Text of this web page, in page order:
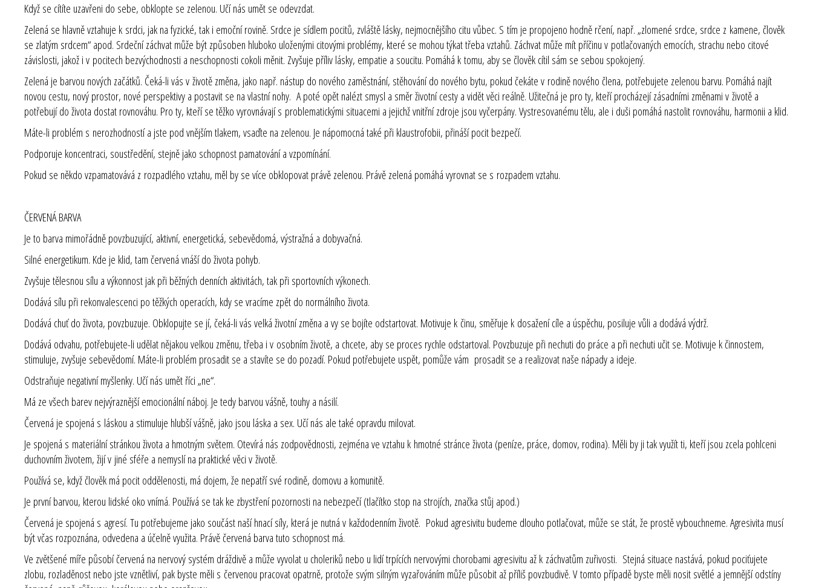
Když se cítíte uzavřeni do sebe, obklopte se zelenou. Učí nás umět se odevzdat.
Zelená se hlavně vztahuje k srdci, jak na fyzické, tak i emoční rovině. Srdce je sídlem pocitů, zvláště lásky, nejmocnějšího citu vůbec. S tím je propojeno hodně rčení, např. „zlomené srdce, srdce z kamene, člověk
se zlatým srdcem“ apod. Srdeční záchvat může být způsoben hluboko uloženými citovými problémy, které se mohou týkat třeba vztahů. Záchvat může mít příčinu v potlačovaných emocích, strachu nebo citové
závislosti, jakož i v pocitech bezvýchodnosti a neschopnosti cokoli měnit. Zvyšuje příliv lásky, empatie a soucitu. Pomáhá k tomu, aby se člověk cítil sám se sebou spokojený.
Zelená je barvou nových začátků. Čeká-li vás v životě změna, jako např. nástup do nového zaměstnání, stěhování do nového bytu, pokud čekáte v rodině nového člena, potřebujete zelenou barvu. Pomáhá najít
novou cestu, nový prostor, nové perspektivy a postavit se na vlastní nohy. A poté opět nalézt smysl a směr životní cesty a vidět věci reálně. Užitečná je pro ty, kteří procházejí zásadními změnami v životě a
potřebují do života dostat rovnováhu. Pro ty, kteří se těžko vyrovnávají s problematickými situacemi a jejichž vnitřní zdroje jsou vyčerpány. Vystresovanému tělu, ale i duši pomáhá nastolit rovnováhu, harmonii a klid.
Máte-li problém s nerozhodností a jste pod vnějším tlakem, vsaďte na zelenou. Je nápomocná také při klaustrofobii, přináší pocit bezpečí.
Podporuje koncentraci, soustředění, stejně jako schopnost pamatování a vzpomínání.
Pokud se někdo vzpamatovává z rozpadlého vztahu, měl by se více obklopovat právě zelenou. Právě zelená pomáhá vyrovnat se s rozpadem vztahu.
ČERVENÁ BARVA
Je to barva mimořádně povzbuzující, aktivní, energetická, sebevědomá, výstražná a dobyvačná.
Silné energetikum. Kde je klid, tam červená vnáší do života pohyb.
Zvyšuje tělesnou sílu a výkonnost jak při běžných denních aktivitách, tak při sportovních výkonech.
Dodává sílu při rekonvalescenci po těžkých operacích, kdy se vracíme zpět do normálního života.
Dodává chuť do života, povzbuzuje. Obklopujte se jí, čeká-li vás velká životní změna a vy se bojíte odstartovat. Motivuje k činu, směřuje k dosažení cíle a úspěchu, posiluje vůli a dodává výdrž.
Dodává odvahu, potřebujete-li udělat nějakou velkou změnu, třeba i v osobním životě, a chcete, aby se proces rychle odstartoval. Povzbuzuje při nechuti do práce a při nechuti učit se. Motivuje k činnostem,
stimuluje, zvyšuje sebevědomí. Máte-li problém prosadit se a stavíte se do pozadí. Pokud potřebujete uspět, pomůže vám prosadit se a realizovat naše nápady a ideje.
Odstraňuje negativní myšlenky. Učí nás umět říci „ne“.
Má ze všech barev nejvýraznější emocionální náboj. Je tedy barvou vášně, touhy a násilí.
Červená je spojená s láskou a stimuluje hlubší vášně, jako jsou láska a sex. Učí nás ale také opravdu milovat.
Je spojená s materiální stránkou života a hmotným světem. Otevírá nás zodpovědnosti, zejména ve vztahu k hmotné stránce života (peníze, práce, domov, rodina). Měli by ji tak využít ti, kteří jsou zcela pohlceni
duchovním životem, žijí v jiné sféře a nemyslí na praktické věci v životě.
Používá se, když člověk má pocit oddělenosti, má dojem, že nepatří své rodině, domovu a komunitě.
Je první barvou, kterou lidské oko vnímá. Používá se tak ke zbystření pozornosti na nebezpečí (tlačítko stop na strojích, značka stůj apod.)
Červená je spojená s agresí. Tu potřebujeme jako součást naší hnací síly, která je nutná v každodenním životě. Pokud agresivitu budeme dlouho potlačovat, může se stát, že prostě vybouchneme. Agresivita musí
být včas rozpoznána, odvedena a účelně využita. Právě červená barva tuto schopnost má.
Ve zvětšené míře působí červená na nervový systém dráždivě a může vyvolat u choleriků nebo u lidí trpících nervovými chorobami agresivitu až k záchvatům zuřivosti. Stejná situace nastává, pokud pociťujete
zlobu, rozladěnost nebo jste vznětliví, pak byste měli s červenou pracovat opatrně, protože svým silným vyzařováním může působit až příliš povzbudivě. V tomto případě byste měli nosit světlé a jemnější odstíny